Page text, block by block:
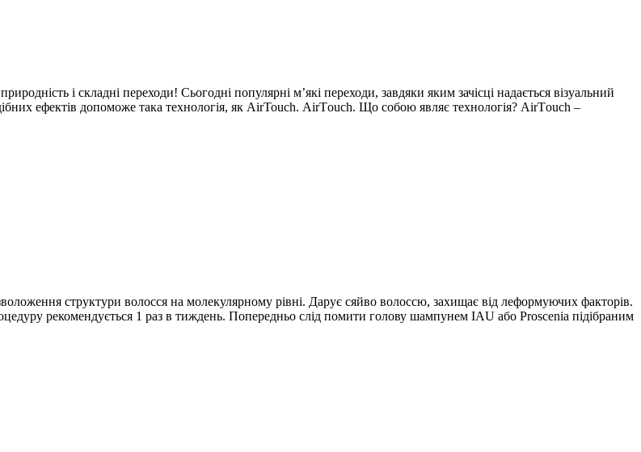
і складні переходи! Сьогодні популярні м’які переходи, завдяки яким зачісці надається візуальний
ефектів допоможе така технологія, як AirTouch. АirТouch. Що собою являє технологія? АirТouch –
структури волосся на молекулярному рівні. Дарує сяйво волоссю, захищає від леформуючих факторів.
рекомендується 1 раз в тиждень. Попередньо слід помити голову шампунем IAU або Proscenia підібраним